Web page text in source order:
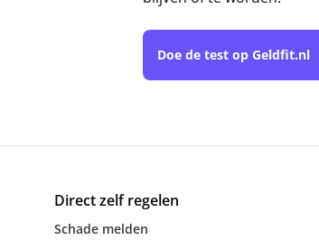
Doe de test op Geldfit.nl
Direct zelf regelen
Schade melden